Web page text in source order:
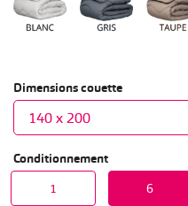
Dimensions couette
Conditionnement
1
6